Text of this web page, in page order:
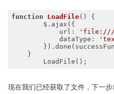
function LoadFile( )
url :
'file:///
dataType :
现在我们已经获取了文件，下一